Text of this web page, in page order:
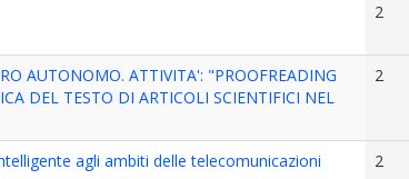
2
AUTONOMO. ATTIVITA': "PROOFREADING
DEL TESTO DI ARTICOLI SCIENTIFICI NEL
2
agli ambiti delle telecomunicazioni
2